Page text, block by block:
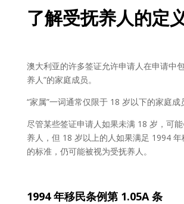
了解受抚养人的定
澳大利亚的许多签证允许申请人在申请中
养人”的家庭成员。
“家属”一词通常仅限于 18 岁以下的家庭成
尽管某些签证申请人如果未满 18 岁，可
养人，但 18 岁以上的人如果满足 1994
的标准，仍可能被视为受抚养人。
1994年移民条例第1.05A条